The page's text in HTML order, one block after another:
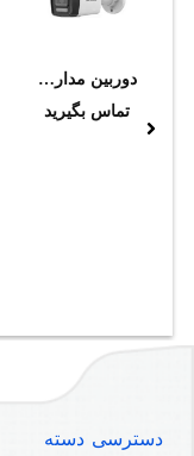
دوربین مداربسته هایک ویژن مدل DS-2CD1023G2-LIU (2.8mm)
تماس بگیرید
دسترسی دسته